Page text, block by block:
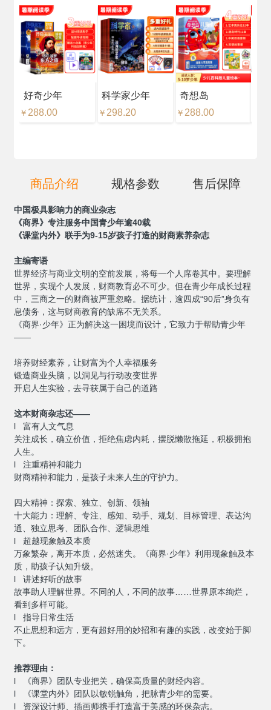
好奇少年
￥ 288.00
科学家少年
￥ 298.20
奇想岛
￥ 288.00
商品介绍 规格参数 售后保障
中国极具影响力的商业杂志
《商界》专注服务中国青少年逾40载
《课堂内外》联手为9-15岁孩子打造的财商素养杂志
主编寄语
世界经济与商业文明的空前发展，将每一个人席卷其中。要理解
世界，实现个人发展，财商教育必不可少。但在青少年成长过程
中，三商之一的财商被严重忽略。据统计，逾四成“90后”身负有
息债务，这与财商教育的缺席不无关系。
《商界·少年》正为解决这一困境而设计，它致力于帮助青少年
——
培养财经素养，让财富为个人幸福服务
锻造商业头脑，以洞见与行动改变世界
开启人生实验，去寻获属于自己的道路
这本财商杂志还——
l 富有人文气息
关注成长，确立价值，拒绝焦虑内耗，摆脱懒散拖延，积极拥抱
人生。
l 注重精神和能力
财商精神和能力，是孩子未来人生的守护力。
四大精神：探索、独立、创新、领袖
十大能力：理解、专注、感知、动手、规划、目标管理、表达沟
通、独立思考、团队合作、逻辑思维
l 超越现象触及本质
万象繁杂，离开本质，必然迷失。《商界·少年》利用现象触及本
质，助孩子认知升级。
l 讲述好听的故事
故事助人理解世界。不同的人，不同的故事……世界原本绚烂，
看到多样可能。
l 指导日常生活
不止思想和远方，更有超好用的妙招和有趣的实践，改变始于脚
下。
推荐理由：
l 《商界》团队专业把关，确保高质量的财经内容。
l 《课堂内外》团队以敏锐触角，把脉青少年的需要。
l 资深设计师、插画师携手打造富于美感的环保杂志。